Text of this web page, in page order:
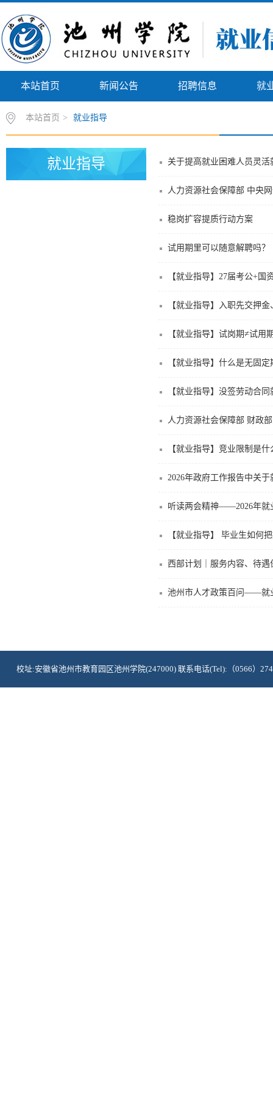
本站首页 新闻公告 招聘信息 就
本站首页 > 就业指导
就业指导 关于提高就业困难人员灵
稳岗扩容提质行动方案
试用期里可以随意解聘吗？
【就业指导】27届考公+国
【就业指导】入职先交押
【就业指导】试岗期≠试用
【就业指导】什么是无固
【就业指导】没签劳动合
人力资源社会保障部 财政
【就业指导】竞业限制是
2026年政府工作报告中关
听读两会精神——2026年就
【就业指导】 毕业生如何
西部计划｜服务内容、待
池州市人才政策百问——就
校址:安徽省池州市教育园区池州学院(247000) 联系电话(Tel):（0566）